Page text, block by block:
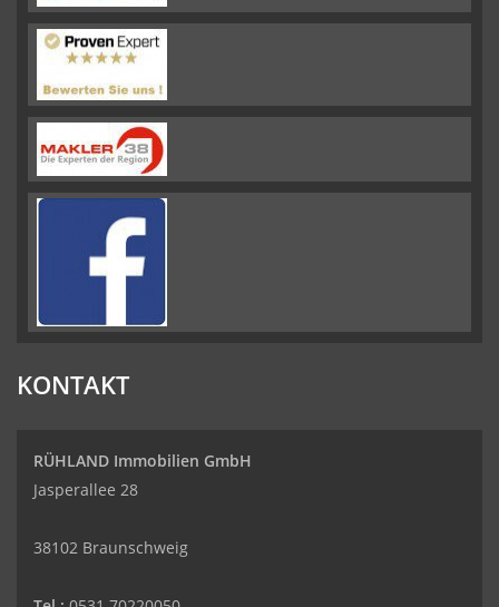
KONTAKT
RÜHLAND Immobilien GmbH
Jasperallee 28
38102 Braunschweig